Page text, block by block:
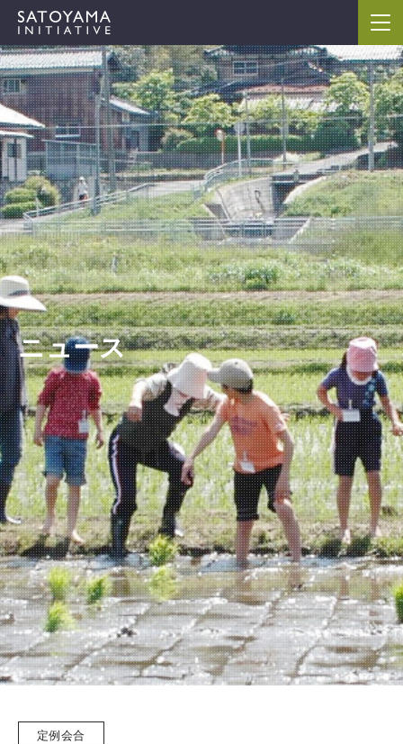
IPSIについて
コンセプト
IPSIの活動
ケーススタディ
イベント
ニュース
資料
ニュースレター
ニュース
定例会合